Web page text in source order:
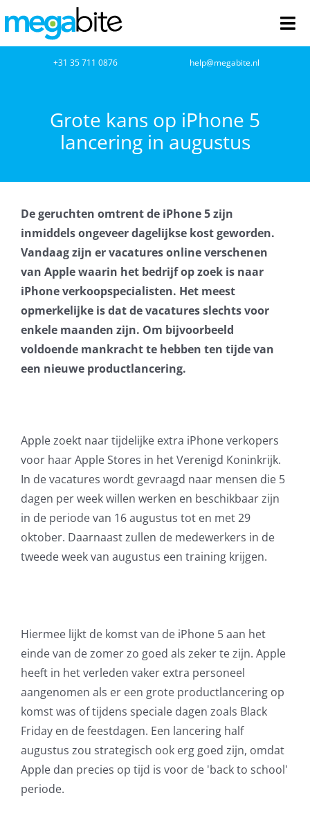
naar
inhoud
Netwerkbeheer
Cloud Computing
VOIP
Microsoft NCE
AVG
Office365
Microsoft software licenties
SLA overeenkomsten
Remote Help
WordPress SLA Contract
+31 35 711 0876 help@megabite.nl
Grote kans op iPhone 5
lancering in augustus
De geruchten omtrent de iPhone 5 zijn
inmiddels ongeveer dagelijkse kost geworden.
Vandaag zijn er vacatures online verschenen
van Apple waarin het bedrijf op zoek is naar
iPhone verkoopspecialisten. Het meest
opmerkelijke is dat de vacatures slechts voor
enkele maanden zijn. Om bijvoorbeeld
voldoende mankracht te hebben ten tijde van
een nieuwe productlancering.
Apple zoekt naar tijdelijke extra iPhone verkopers
voor haar Apple Stores in het Verenigd Koninkrijk.
In de vacatures wordt gevraagd naar mensen die 5
dagen per week willen werken en beschikbaar zijn
in de periode van 16 augustus tot en met 29
oktober. Daarnaast zullen de medewerkers in de
tweede week van augustus een training krijgen.
Hiermee lijkt de komst van de iPhone 5 aan het
einde van de zomer zo goed als zeker te zijn. Apple
heeft in het verleden vaker extra personeel
aangenomen als er een grote productlancering op
komst was of tijdens speciale dagen zoals Black
Friday en de feestdagen. Een lancering half
augustus zou strategisch ook erg goed zijn, omdat
Apple dan precies op tijd is voor de 'back to school'
periode.